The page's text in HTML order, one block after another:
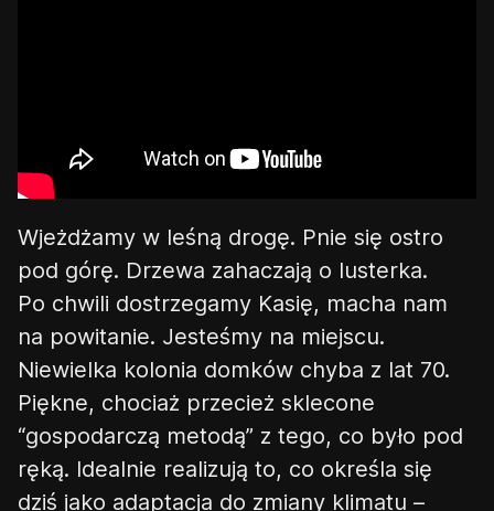
Wjeżdżamy w leśną drogę. Pnie się ostro
pod górę. Drzewa zahaczają o lusterka.
Po chwili dostrzegamy Kasię, macha nam
na powitanie. Jesteśmy na miejscu.
Niewielka kolonia domków chyba z lat 70.
Piękne, chociaż przecież sklecone
“gospodarczą metodą” z tego, co było pod
ręką. Idealnie realizują to, co określa się
dziś jako adaptacja do zmiany klimatu –